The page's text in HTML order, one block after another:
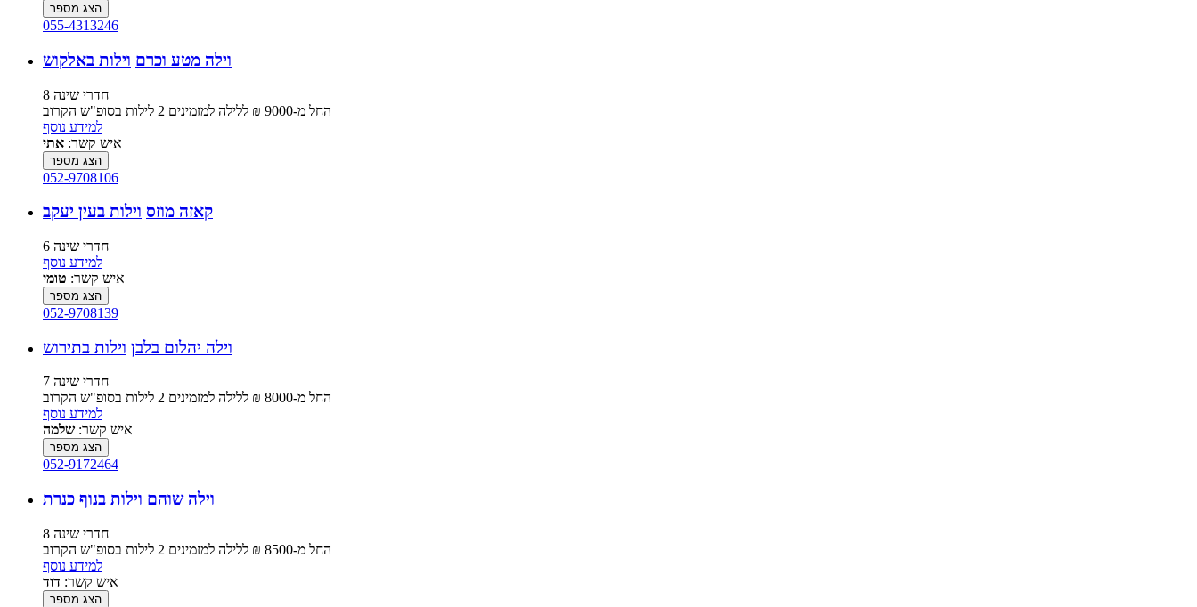
הצג מספר
055-4313246
וילה מטע וכרם וילות באלקוש
8 חדרי שינה
החל מ-‏9000 ₪ ללילה למזמינים 2 לילות בסופ"ש הקרוב
למידע נוסף
איש קשר: אתי
הצג מספר
052-9708106
קאזה מוזס וילות בעין יעקב
6 חדרי שינה
למידע נוסף
איש קשר: טומי
הצג מספר
052-9708139
וילה יהלום בלבן וילות בתירוש
7 חדרי שינה
החל מ-‏8000 ₪ ללילה למזמינים 2 לילות בסופ"ש הקרוב
למידע נוסף
איש קשר: שלמה
הצג מספר
052-9172464
וילה שוהם וילות בנוף כנרת
8 חדרי שינה
החל מ-‏8500 ₪ ללילה למזמינים 2 לילות בסופ"ש הקרוב
למידע נוסף
איש קשר: דוד
הצג מספר